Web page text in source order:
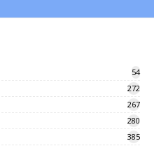
54
272
267
280
385